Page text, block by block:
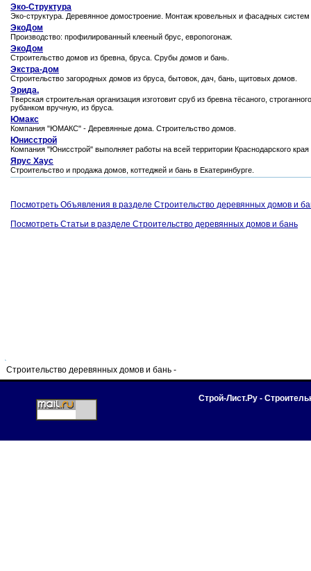
Эко-Структура
Эко-структура. Деревянное домостроение. Монтаж кровельных и фасадных
ЭкоДом
Производство: профилированный клееный брус, европогонаж.
ЭкоДом
Строительство домов из бревна, бруса. Срубы домов и бань.
Экстра-дом
Строительство загородных домов из бруса, бытовок, дач, бань, щитовых домов.
Эрида,
Тверская строительная организация изготовит сруб из бревна тёсаного, строганного
рубанком вручную, из бруса.
Юмакс
Компания "ЮМАКС" - Деревянные дома. Строительство домов.
Юнисстрой
Компания "Юнисстрой" выполняет работы на всей территории Краснодарского
Ярус Хаус
Строительство и продажа домов, коттеджей и бань в Екатеринбурге.
Посмотреть Объявления в разделе Строительство деревянных домов и
Посмотреть Статьи в разделе Строительство деревянных домов и бань
Строительство деревянных домов и бань -
Строй-Лист.Ру -